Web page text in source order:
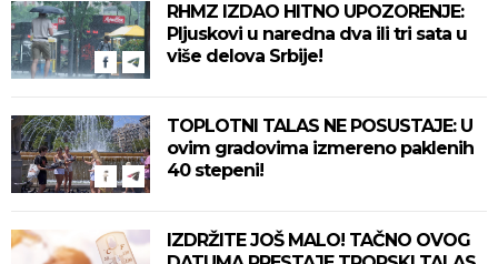
RHMZ IZDAO HITNO UPOZORENJE:
Pljuskovi u naredna dva ili tri sata u
više delova Srbije!
TOPLOTNI TALAS NE POSUSTAJE: U
ovim gradovima izmereno paklenih
40 stepeni!
IZDRŽITE JOŠ MALO! TAČNO OVOG